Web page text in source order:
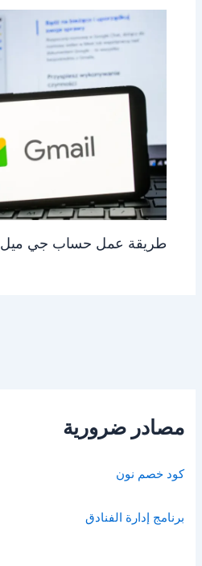
طريقة عمل حساب جي ميل
مصادر ضرورية
كود خصم نون
برنامج إدارة الفنادق